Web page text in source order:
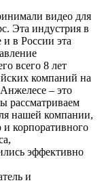
видео для
Эта индустрия в
в России эта
всего 8 лет
компаний на
– это
рассматриваем
нашей компании,
и корпоративного
эффективно
и